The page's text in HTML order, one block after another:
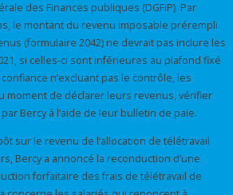
des Finances publiques (DGFiP). Par
le montant du revenu imposable prérempli
(formulaire 2042) ne devrait pas inclure les
si celles-ci sont inférieures au plafond fixé
n’excluant pas le contrôle, les
moment de déclarer leurs revenus, vérifier
Bercy à l’aide de leur bulletin de paie.
sur le revenu de l’allocation de télétravail
Bercy a annoncé la reconduction d’une
forfaitaire des frais de télétravail de